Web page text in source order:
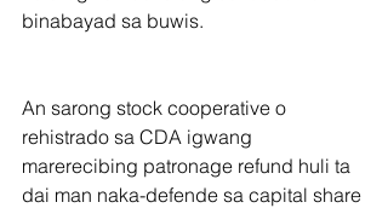
binabayad sa buwis.
An sarong stock cooperative o
rehistrado sa CDA igwang
marerecibing patronage refund huli ta
dai man naka-defende sa capital share